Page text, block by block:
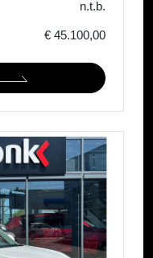
n.t.b.
€ 45.100,00